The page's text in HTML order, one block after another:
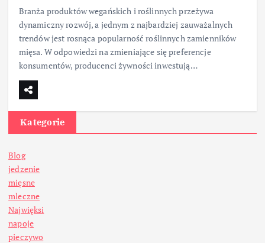
Branża produktów wegańskich i roślinnych przeżywa
dynamiczny rozwój, a jednym z najbardziej zauważalnych
trendów jest rosnąca popularność roślinnych zamienników
mięsa. W odpowiedzi na zmieniające się preferencje
konsumentów, producenci żywności inwestują…
Kategorie
Blog
jedzenie
mięsne
mleczne
Najwięksi
napoje
pieczywo